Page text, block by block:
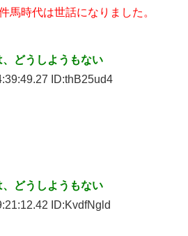
馬時代は世話になりました。
どうしようもない
ID:thB25ud4
どうしようもない
ID:KvdfNgld